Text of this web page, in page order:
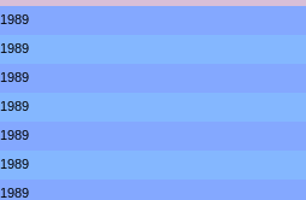
1989
1989
1989
1989
1989
1989
1989